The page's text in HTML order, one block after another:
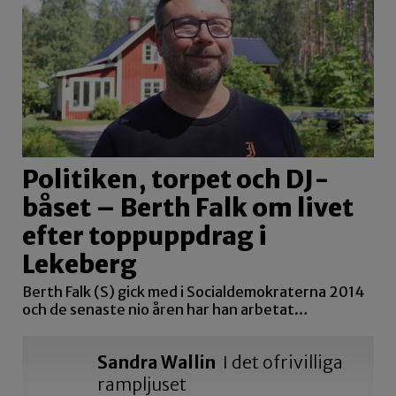
Politiken, torpet och DJ-
båset – Berth Falk om livet
efter toppuppdrag i
Lekeberg
Berth Falk (S) gick med i Socialdemokraterna 2014
och de senaste nio åren har han arbetat…
Sandra Wallin I det ofrivilliga
rampljuset